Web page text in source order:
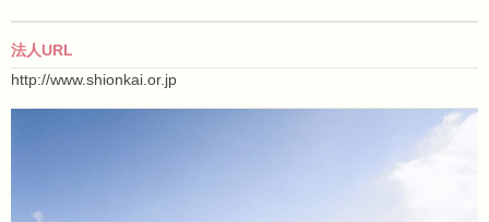
法人URL
http://www.shionkai.or.jp